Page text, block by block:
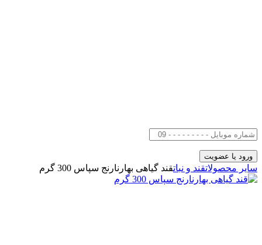
سایر محصولاتقند و نباتقند گیاهی بهارنارنج سپاس 300 گرم